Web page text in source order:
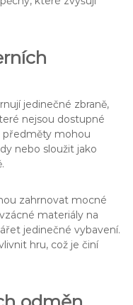
jedinečné zbraně,
nejsou dostupné
předměty mohou
nebo sloužit jako
zahrnovat mocné
materiály na
jedinečné vybavení.
hru, což je činí